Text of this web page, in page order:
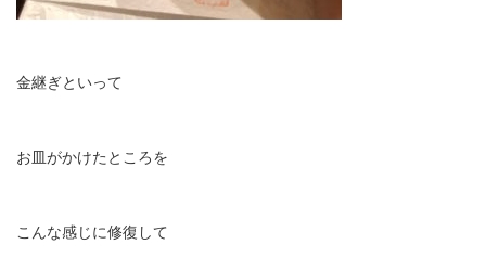
金継ぎといって
お皿がかけたところを
こんな感じに修復して